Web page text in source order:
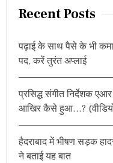
Recent Posts
पढ़ाई के साथ पैसे के भी
पद, करें तुरंत अप्लाई
प्रसिद्ध संगीत निर्देशक
आखिर कैसे हुआ…?
हैदराबाद में भीषण सड़क
ने बताई यह बात